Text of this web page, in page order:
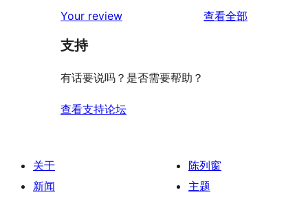
价
评
价
星
评
1
星
价
Your review 查看全部
支持
有话要说吗？是否需要帮助？
查看支持论坛
关于
新闻
陈列窗
主题